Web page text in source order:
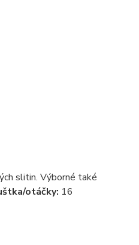
slitin. Výborné také
otáčky: 16